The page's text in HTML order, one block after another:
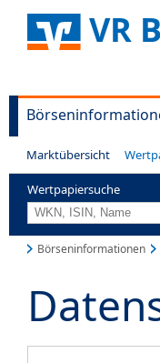
VR
Marktübersicht
Wertpapiersuche
Börseninformationen